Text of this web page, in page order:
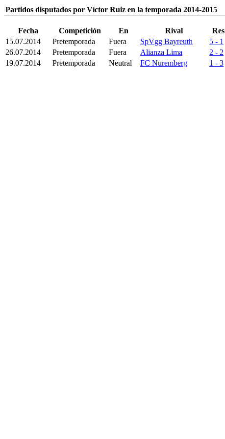
Partidos disputados por Víctor Ruiz en la temporada 2014-2015
Fecha Competición En Rival Res
15.07.2014
Pretemporada Fuera SpVgg Bayreuth 5 - 1
26.07.2014
Pretemporada Fuera Alianza Lima 2 - 2
19.07.2014
Pretemporada Neutral FC Nuremberg 1 - 3